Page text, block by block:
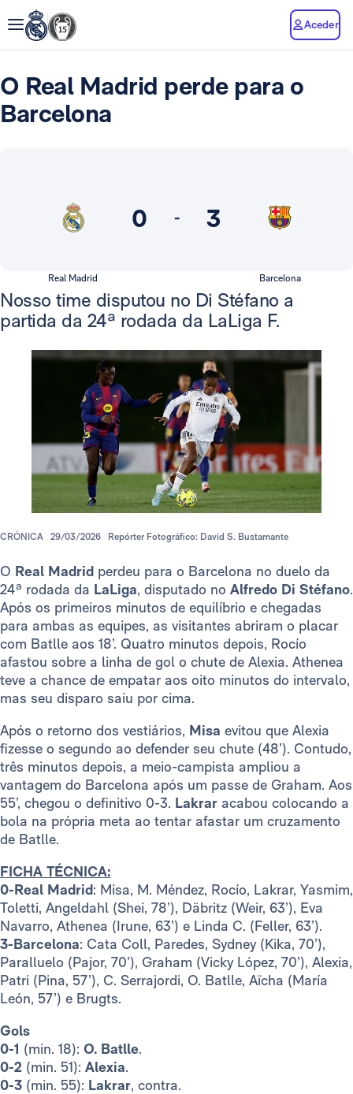
Aceder
O Real Madrid perde para o
Barcelona
0 - 3
Real Madrid Barcelona
Nosso time disputou no Di Stéfano a
partida da 24ª rodada da LaLiga F.
CRÓNICA 29/03/2026 Repórter Fotográfico: David S. Bustamante
O Real Madrid perdeu para o Barcelona no duelo da
24ª rodada da LaLiga, disputado no Alfredo Di Stéfano.
Após os primeiros minutos de equilíbrio e chegadas
para ambas as equipes, as visitantes abriram o placar
com Batlle aos 18’. Quatro minutos depois, Rocío
afastou sobre a linha de gol o chute de Alexia. Athenea
teve a chance de empatar aos oito minutos do intervalo,
mas seu disparo saiu por cima.
Após o retorno dos vestiários, Misa evitou que Alexia
fizesse o segundo ao defender seu chute (48’). Contudo,
três minutos depois, a meio-campista ampliou a
vantagem do Barcelona após um passe de Graham. Aos
55’, chegou o definitivo 0-3. Lakrar acabou colocando a
bola na própria meta ao tentar afastar um cruzamento
de Batlle.
FICHA TÉCNICA:
0-Real Madrid: Misa, M. Méndez, Rocío, Lakrar, Yasmim,
Toletti, Angeldahl (Shei, 78’), Däbritz (Weir, 63’), Eva
Navarro, Athenea (Irune, 63’) e Linda C. (Feller, 63’).
3-Barcelona: Cata Coll, Paredes, Sydney (Kika, 70’),
Paralluelo (Pajor, 70’), Graham (Vicky López, 70’), Alexia,
Patri (Pina, 57’), C. Serrajordi, O. Batlle, Aïcha (María
León, 57’) e Brugts.
Gols
0-1 (min. 18): O. Batlle.
0-2 (min. 51): Alexia.
0-3 (min. 55): Lakrar, contra.